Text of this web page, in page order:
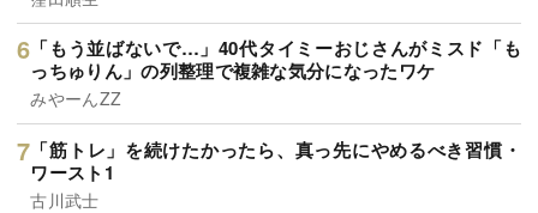
「もう並ばないで…」40代タイミーおじさんがミスド「も
っちゅりん」の列整理で複雑な気分になったワケ
みやーんZZ
「筋トレ」を続けたかったら、真っ先にやめるべき習慣・
ワースト1
古川武士